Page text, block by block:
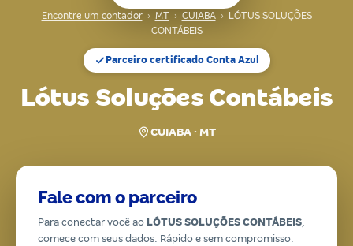
Encontre um contador › MT › CUIABA ›
LÓTUS SOLUÇÕES
CONTÁBEIS
Parceiro certificado Conta Azul
Lótus Soluções Contábeis
CUIABA · MT
Fale com o parceiro
Para conectar você ao LÓTUS SOLUÇÕES CONTÁBEIS,
comece com seus dados. Rápido e sem compromisso.